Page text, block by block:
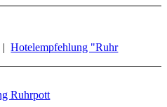
|Hotelempfehlung "Ruhr